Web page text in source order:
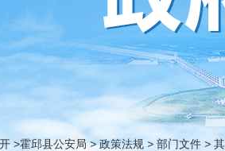
>霍邱县公安局> 政策法规 > 部门文件 >